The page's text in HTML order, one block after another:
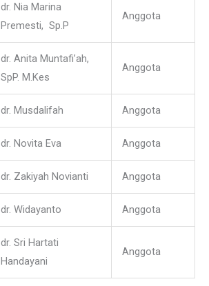
dr. Nia Marina
Premesti, Sp.P
Anggota
dr. Anita Muntafi’ah,
SpP. M.Kes
Anggota
dr. Musdalifah Anggota
dr. Novita Eva Anggota
dr. Zakiyah Novianti Anggota
dr. Widayanto Anggota
dr. Sri Hartati
Handayani
Anggota